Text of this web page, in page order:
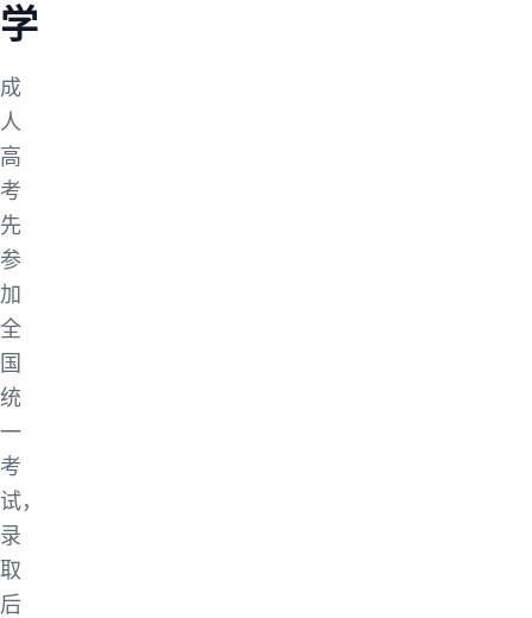
学
成
人
高
考
先
参
加
全
国
统
一
考
试，
录
取
后